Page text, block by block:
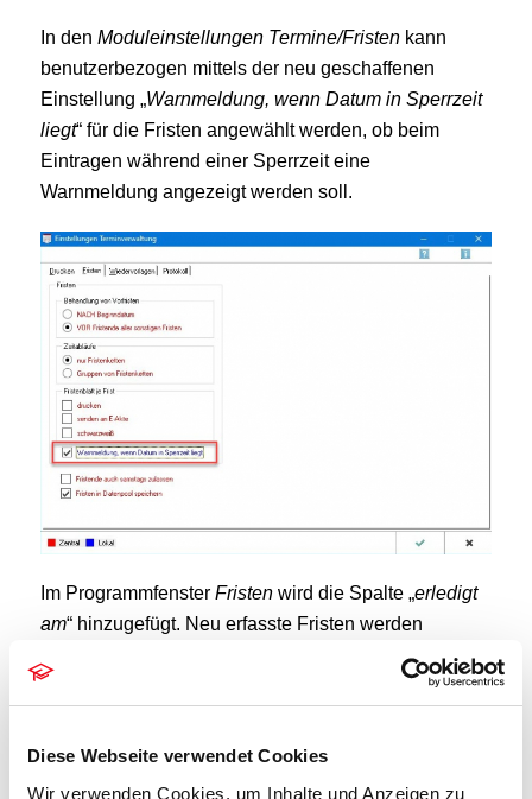
Diese Webseite verwendet Cookies
Wir verwenden Cookies, um Inhalte und Anzeigen zu
In den Moduleinstellungen Termine/Fristenkann
benutzerbezogen mittels der neu geschaffenen
Einstellung „Warnmeldung, wenn Datum in Sperrzeit
liegt“ für die Fristen angewählt werden, ob beim
Eintragen während einer Sperrzeit eine
Warnmeldung angezeigt werden soll.
Im Programmfenster Fristenwird die Spalte „erledigt
am“ hinzugefügt. Neu erfasste Fristen werden
hellgrau hervorgehoben, um diese auch bei einer
Vielzahl von Fristen zu einer Akte schneller
nicht abgespeichert, so erfolgt zur Sicherheit eine